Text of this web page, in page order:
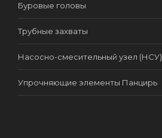
Буровые головы
Трубные захваты
Насосно-смесительный узел (НСУ)
Упрочняющие элементы Панцирь